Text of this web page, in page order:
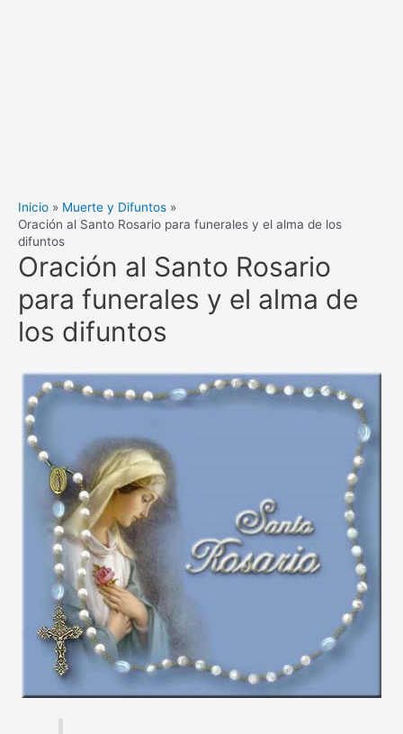
Inicio
Muerte y Difuntos
Oración al Santo Rosario para funerales y el alma de los
difuntos
Oración al Santo Rosario
para funerales y el alma de
los difuntos